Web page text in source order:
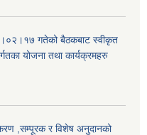
गतेको बैठकबाट स्वीकृत
योजना तथा कार्यक्रमहरु
,सम्पूरक र विशेष अनुदानको